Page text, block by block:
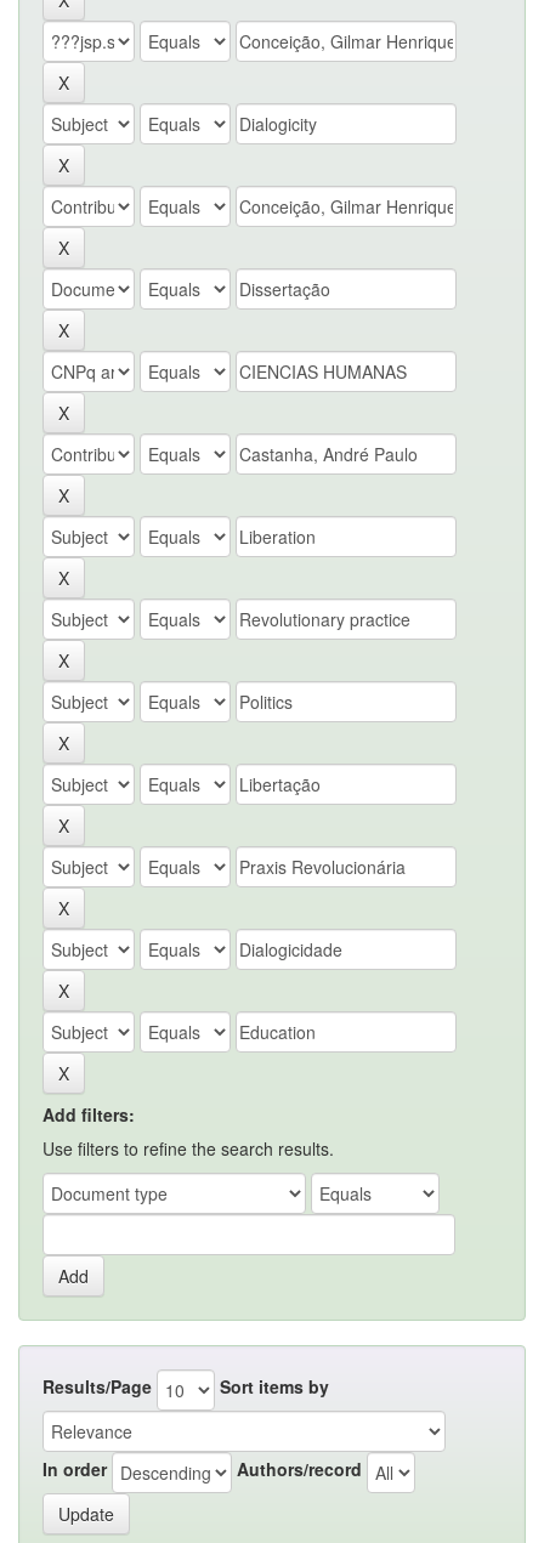
Add filters:
Use filters to refine the search results.
Results/Page Sort items by
In order Authors/record